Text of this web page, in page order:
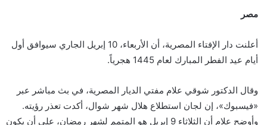
مصر
أعلنت دار الإفتاء المصرية، أن الأربعاء، 10 إبريل الجاري سيوافق أول
أيام عيد الفطر المبارك لعام 1445 هجرياً.
وقال الدكتور شوقي علام مفتي الديار المصرية، في بث مباشر عبر
«فيسبوك»، إن لجان استطلاع هلال شهر شوال، أكدت تعذر رؤيته.
وأوضح علام أن الثلاثاء 9 إبريل هو المتمم لشهر رمضان، على أن يكون